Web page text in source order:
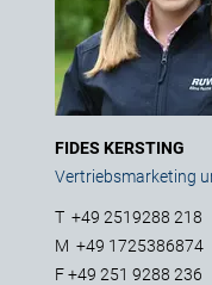
FIDES KERSTING
Vertriebsmarketing
T +49 2519288 218
M +49 1725386874
F+49 251 9288 236